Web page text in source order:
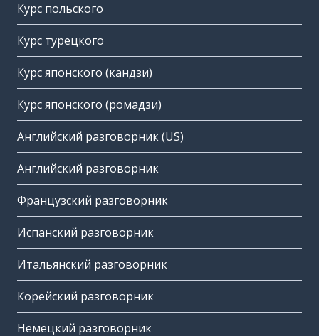
Курс польского
Курс турецкого
Курс японского (кандзи)
Курс японского (ромадзи)
Английский разговорник (US)
Английский разговорник
Французский разговорник
Испанский разговорник
Итальянский разговорник
Корейский разговорник
Немецкий разговорник